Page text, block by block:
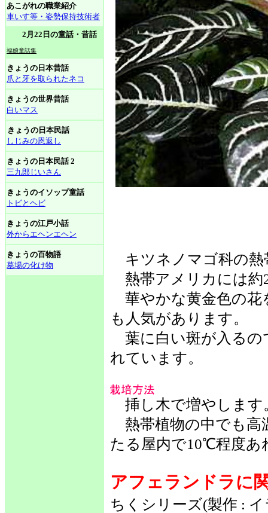
あこがれの職業紹介
車いす等・姿勢保持技術者
2月22日の童話・昔話
福娘童話集
きょうの日本昔話
爪と牙を取られたネコ
きょうの世界昔話
白いマス
きょうの日本民話
しじみの恩返し
きょうの日本民話 2
三九郎じいさん
きょうのイソップ童話
トビとヘビ
きょうの江戸小話
外からエヘンエヘン
きょうの百物語
墓場の化け物
キツネノマゴ科の熱
熱帯アメリカには約
華やかな黄金色の花
も人気があります。
葉に白い斑が入るの
れています。
挿し木で増やします
熱帯植物の中でも高
たる屋内で10℃程度あ
アフェランドラに
ちくシリーズ(製作 :